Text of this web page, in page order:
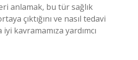
anlamak, bu tür sağlık
çıktığını ve nasıl tedavi
kavramamıza yardımcı